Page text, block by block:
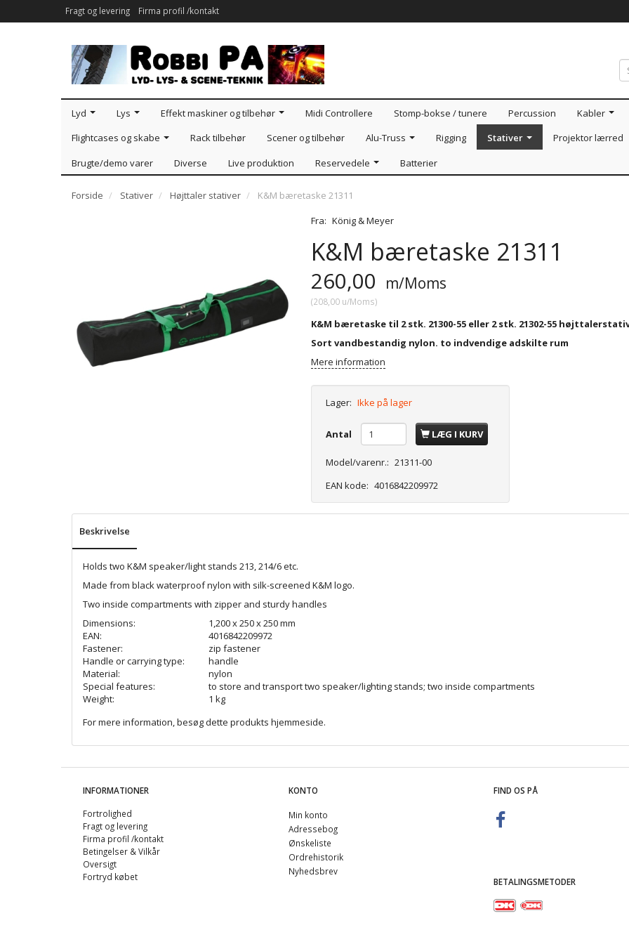
Fragt og levering Firma profil /kontakt
Lyd Lys Effekt maskiner og tilbehør Midi Controllere Stomp-bokse / tunere Percussion
Kabler
Flightcases og skabe
Rack tilbehør Scener og tilbehør Alu-Truss Rigging Stativer
Projektor lærred
Brugte/demo varer
Diverse Live produktion Reservedele Batterier
Forside Stativer Højttaler stativer
K&M bæretaske 21311
Fra: König & Meyer
K&M bæretaske 21311
260,00 m/Moms
(208,00 u/Moms)
K&M bæretaske til 2 stk. 21300-55 eller 2 stk. 21302-55
Sort vandbestandig nylon. to indvendige adskilte rum
Mere information
Lager: Ikke på lager
Antal LÆG I KURV
Model/varenr.: 21311-00
EAN kode: 4016842209972
Beskrivelse
Holds two K&M speaker/light stands 213, 214/6 etc.
Made from black waterproof nylon with silk-screened K&M logo.
Two inside compartments with zipper and sturdy handles
Dimensions:
1,200 x 250 x 250 mm
EAN:
4016842209972
Fastener:
zip fastener
Handle or carrying type:
handle
Material:
nylon
Special features:
to store and transport two speaker/lighting stands; two inside compartments
Weight:
1 kg
For mere information, besøg dette produkts hjemmeside.
INFORMATIONER
Fortrolighed
Fragt og levering
Firma profil /kontakt
Betingelser & Vilkår
Oversigt
Fortryd købet
KONTO
Min konto
Adressebog
Ønskeliste
Ordrehistorik
Nyhedsbrev
FIND OS PÅ
BETALINGSMETODER